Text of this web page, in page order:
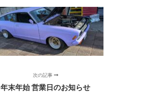
次の記事
年末年始 営業日のお知らせ